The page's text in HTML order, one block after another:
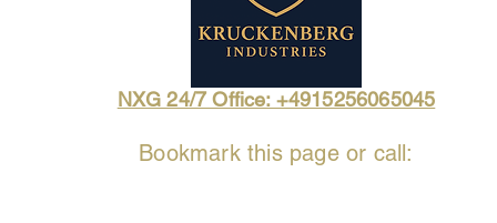
NXG 24/7 Office: +4915256065045
Bookmark this page or call: